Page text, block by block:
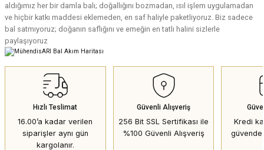
aldığımız her bir damla balı; doğallığını bozmadan, ısıl işlem uygulamadan
ve hiçbir katkı maddesi eklemeden, en saf haliyle paketliyoruz. Biz sadece
bal satmıyoruz; doğanın saflığını ve emeğin en tatlı halini sizlerle
paylaşıyoruz
Hızlı Teslimat
16.00’a kadar verilen
siparişler aynı gün
kargolanır.
Güvenli Alışveriş
256 Bit SSL Sertifikası ile
%100 Güvenli Alışveriş
Kredi
güvende